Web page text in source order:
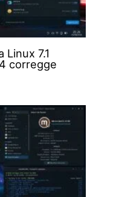
7.1
corregge